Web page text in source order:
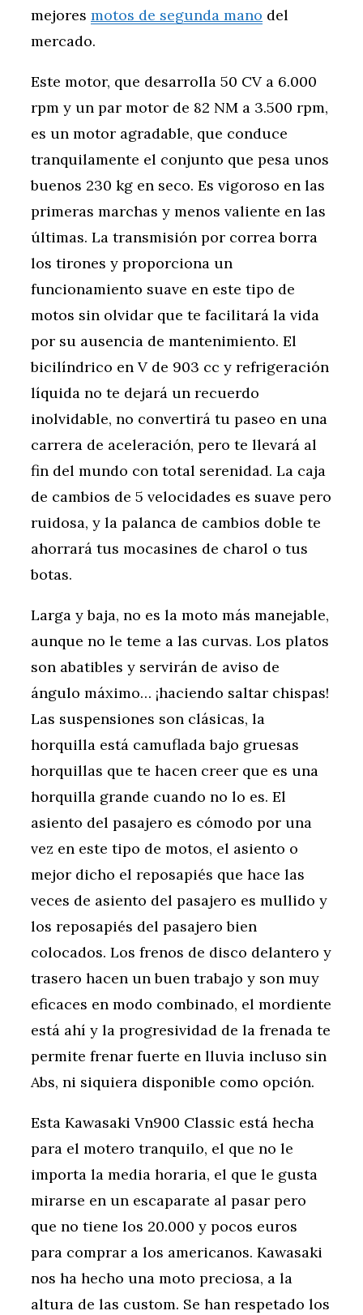
mejores motos de segunda mano del
mercado.
Este motor, que desarrolla 50 CV a 6.000
rpm y un par motor de 82 NM a 3.500 rpm,
es un motor agradable, que conduce
tranquilamente el conjunto que pesa unos
buenos 230 kg en seco. Es vigoroso en las
primeras marchas y menos valiente en las
últimas. La transmisión por correa borra
los tirones y proporciona un
funcionamiento suave en este tipo de
motos sin olvidar que te facilitará la vida
por su ausencia de mantenimiento. El
bicilíndrico en V de 903 cc y refrigeración
líquida no te dejará un recuerdo
inolvidable, no convertirá tu paseo en una
carrera de aceleración, pero te llevará al
fin del mundo con total serenidad. La caja
de cambios de 5 velocidades es suave pero
ruidosa, y la palanca de cambios doble te
ahorrará tus mocasines de charol o tus
botas.
Larga y baja, no es la moto más manejable,
aunque no le teme a las curvas. Los platos
son abatibles y servirán de aviso de
ángulo máximo… ¡haciendo saltar chispas!
Las suspensiones son clásicas, la
horquilla está camuflada bajo gruesas
horquillas que te hacen creer que es una
horquilla grande cuando no lo es. El
asiento del pasajero es cómodo por una
vez en este tipo de motos, el asiento o
mejor dicho el reposapiés que hace las
veces de asiento del pasajero es mullido y
los reposapiés del pasajero bien
colocados. Los frenos de disco delantero y
trasero hacen un buen trabajo y son muy
eficaces en modo combinado, el mordiente
está ahí y la progresividad de la frenada te
permite frenar fuerte en lluvia incluso sin
Abs, ni siquiera disponible como opción.
Esta Kawasaki Vn900 Classic está hecha
para el motero tranquilo, el que no le
importa la media horaria, el que le gusta
mirarse en un escaparate al pasar pero
que no tiene los 20.000 y pocos euros
para comprar a los americanos. Kawasaki
nos ha hecho una moto preciosa, a la
altura de las custom. Se han respetado los